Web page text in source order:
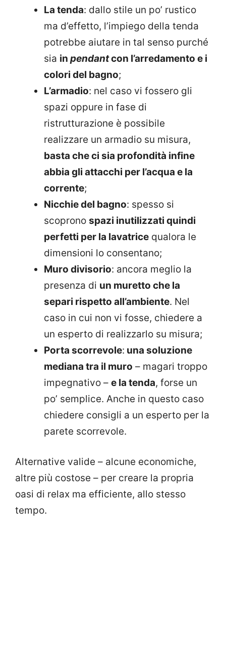
La tenda: dallo stile un po’ rustico
ma d’effetto, l’impiego della tenda
potrebbe aiutare in tal senso purché
sia in pendantcon l’arredamento e i
colori del bagno;
L’armadio: nel caso vi fossero gli
spazi oppure in fase di
ristrutturazione è possibile
realizzare un armadio su misura,
basta che ci sia profondità infine
abbia gli attacchi per l’acqua e la
corrente;
Nicchie del bagno: spesso si
scoprono spazi inutilizzati quindi
perfetti per la lavatrice qualora le
dimensioni lo consentano;
Muro divisorio: ancora meglio la
presenza di un muretto che la
separi rispetto all’ambiente. Nel
caso in cui non vi fosse, chiedere a
un esperto di realizzarlo su misura;
Porta scorrevole: una soluzione
mediana tra il muro – magari troppo
impegnativo – e la tenda, forse un
po’ semplice. Anche in questo caso
chiedere consigli a un esperto per la
parete scorrevole.
Alternative valide – alcune economiche,
altre più costose – per creare la propria
oasi di relax ma efficiente, allo stesso
tempo.